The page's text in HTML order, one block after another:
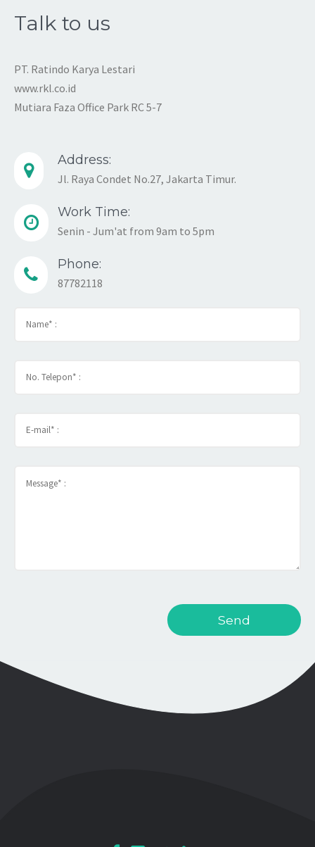
Talk to us
PT. Ratindo Karya Lestari
www.rkl.co.id
Mutiara Faza Office Park RC 5-7
Address:
Jl. Raya Condet No.27, Jakarta Timur.
Work Time:
Senin - Jum'at from 9am to 5pm
Phone:
87782118